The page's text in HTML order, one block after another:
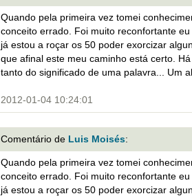
Quando pela primeira vez tomei
conceito errado. Foi muito reconfortante
já estou a roçar os 50 poder exorcizar
que afinal este meu caminho está certo.
tanto do significado de uma palavra... Um
2012-01-04 10:24:01
Comentário de Luis Moisés:
Quando pela primeira vez tomei
conceito errado. Foi muito reconfortante
já estou a roçar os 50 poder exorcizar